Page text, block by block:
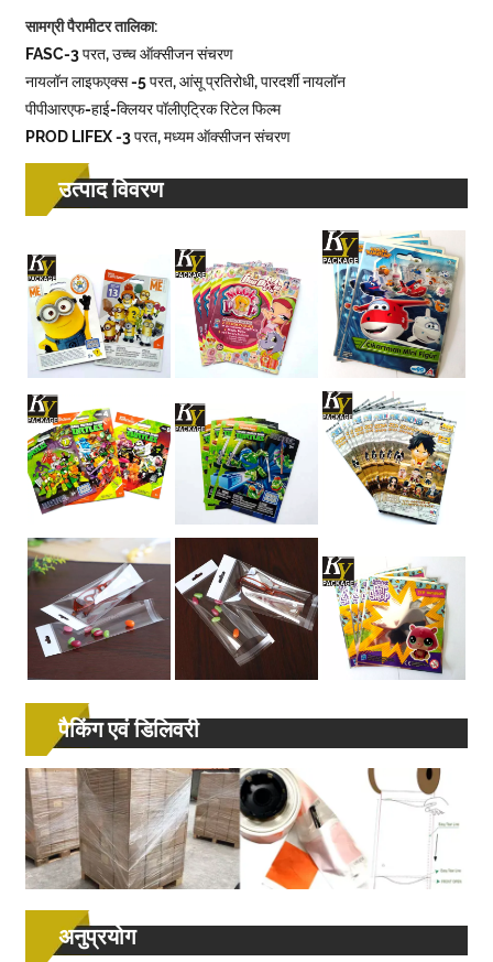
सामग्री पैरामीटर तालिका:
FASC-3 परत, उच्च ऑक्सीजन संचरण
नायलॉन लाइफएक्स -5 परत, आंसू प्रतिरोधी, पारदर्शी नायलॉन
पीपीआरएफ-हाई-क्लियर पॉलीएट्रिक रिटेल फिल्म
PROD LIFEX -3 परत, मध्यम ऑक्सीजन संचरण
उत्पाद विवरण
पैकिंग एवं डिलिवरी
अनुप्रयोग